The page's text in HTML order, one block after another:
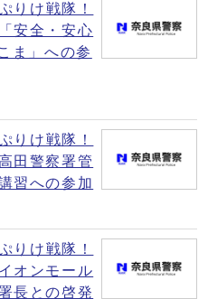
りけ戦隊！
安全・安心
ま」への参
りけ戦隊！
田警察署管
習への参加
りけ戦隊！
オンモール
長との啓発